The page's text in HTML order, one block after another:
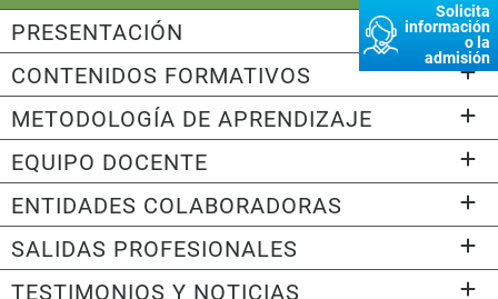
Solicita
información
o la
admisión
PRESENTACIÓN
CONTENIDOS FORMATIVOS
METODOLOGÍA DE APRENDIZAJE
EQUIPO DOCENTE
ENTIDADES COLABORADORAS
SALIDAS PROFESIONALES
TESTIMONIOS Y NOTICIAS